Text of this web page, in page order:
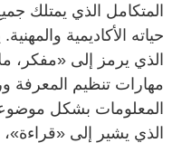
المتكامل الذي يمتلك
حياته الأكاديمية
الذي يرمز إلى «مفكر،
مهارات تنظيم المعرفة
المعلومات بشكل
الذي يشير إلى